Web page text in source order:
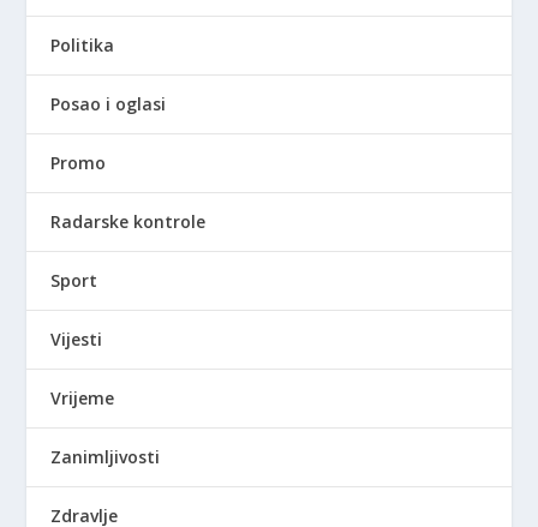
Politika
Posao i oglasi
Promo
Radarske kontrole
Sport
Vijesti
Vrijeme
Zanimljivosti
Zdravlje